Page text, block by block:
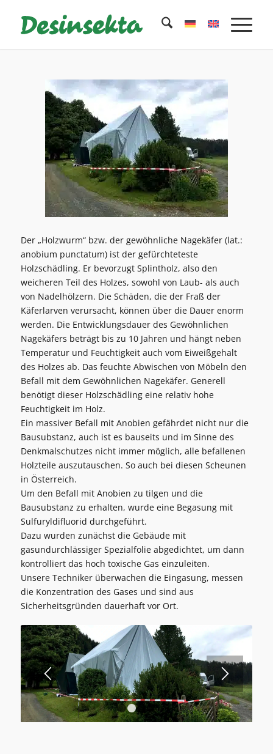
Der „Holzwurm“ bzw. der gewöhnliche Nagekäfer (lat.:
anobium punctatum) ist der gefürchteteste
Holzschädling. Er bevorzugt Splintholz, also den
weicheren Teil des Holzes, sowohl von Laub- als auch
von Nadelhölzern. Die Schäden, die der Fraß der
Käferlarven verursacht, können über die Dauer enorm
werden. Die Entwicklungsdauer des Gewöhnlichen
Nagekäfers beträgt bis zu 10 Jahren und hängt neben
Temperatur und Feuchtigkeit auch vom Eiweißgehalt
des Holzes ab. Das feuchte Abwischen von Möbeln den
Befall mit dem Gewöhnlichen Nagekäfer. Generell
benötigt dieser Holzschädling eine relativ hohe
Feuchtigkeit im Holz.
Ein massiver Befall mit Anobien gefährdet nicht nur die
Bausubstanz, auch ist es bauseits und im Sinne des
Denkmalschutzes nicht immer möglich, alle befallenen
Holzteile auszutauschen. So auch bei diesen Scheunen
in Österreich.
Um den Befall mit Anobien zu tilgen und die
Bausubstanz zu erhalten, wurde eine Begasung mit
Sulfuryldifluorid durchgeführt.
Dazu wurden zunächst die Gebäude mit
gasundurchlässiger Spezialfolie abgedichtet, um dann
kontrolliert das hoch toxische Gas einzuleiten.
Unsere Techniker überwachen die Eingasung, messen
die Konzentration des Gases und sind aus
Sicherheitsgründen dauerhaft vor Ort.
1 2 3 4